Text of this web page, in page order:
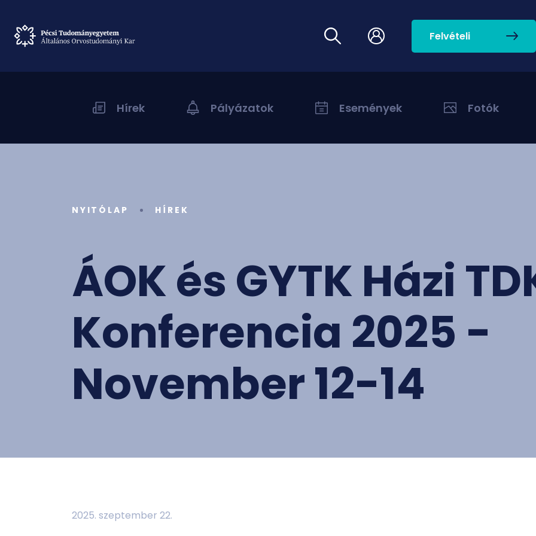
Felvételi
Hírek Pályázatok Események Fotók
NYITÓLAP HÍREK
ÁOK és GYTK Házi
Konferencia 2025 -
November 12-14
2025. szeptember 22.